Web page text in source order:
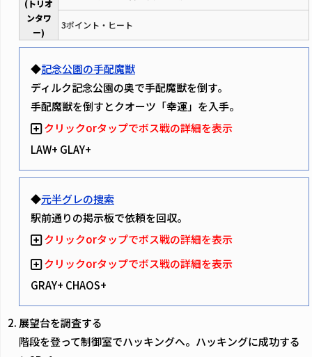
(トリオ
ンタワ
ー)
3ポイント・ヒート
◆記念公園の手配魔獣
ディルク記念公園の奥で手配魔獣を倒す。
手配魔獣を倒すとクオーツ「幸運」を入手。
クリックorタップでボス戦の詳細を表示
LAW+ GLAY+
◆元半グレの捜索
駅前通りの掲示板で依頼を回収。
クリックorタップでボス戦の詳細を表示
クリックorタップでボス戦の詳細を表示
GRAY+ CHAOS+
展望台を調査する
階段を登って制御室でハッキングへ。ハッキングに成功する